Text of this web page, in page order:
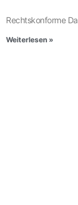
Rechtskonforme
Weiterlesen »